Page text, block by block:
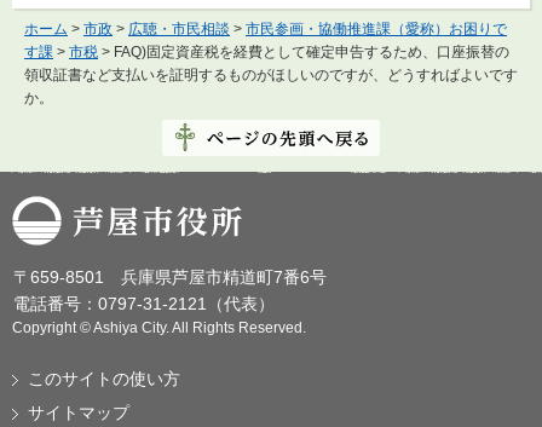
ホーム > 市政 > 広聴・市民相談 > 市民参画・協働推進課（愛称）お困りで
す課 > 市税 > FAQ)固定資産税を経費として確定申告するため、口座振替の
領収証書など支払いを証明するものがほしいのですが、どうすればよいです
か。
芦屋市役所
〒659-8501 兵庫県芦屋市精道町7番6号
電話番号：0797-31-2121（代表）
Copyright © Ashiya City. All Rights Reserved.
このサイトの使い方
サイトマップ